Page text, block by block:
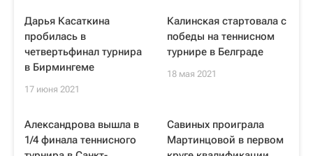
Дарья Касаткина
пробилась в
четвертьфинал турнира
в Бирмингеме
17 июня 2021
Калинская стартовала с
победы на теннисном
турнире в Белграде
18 мая 2021
Александрова вышла в
1/4 финала теннисного
Савиных проиграла
Мартинцовой в первом